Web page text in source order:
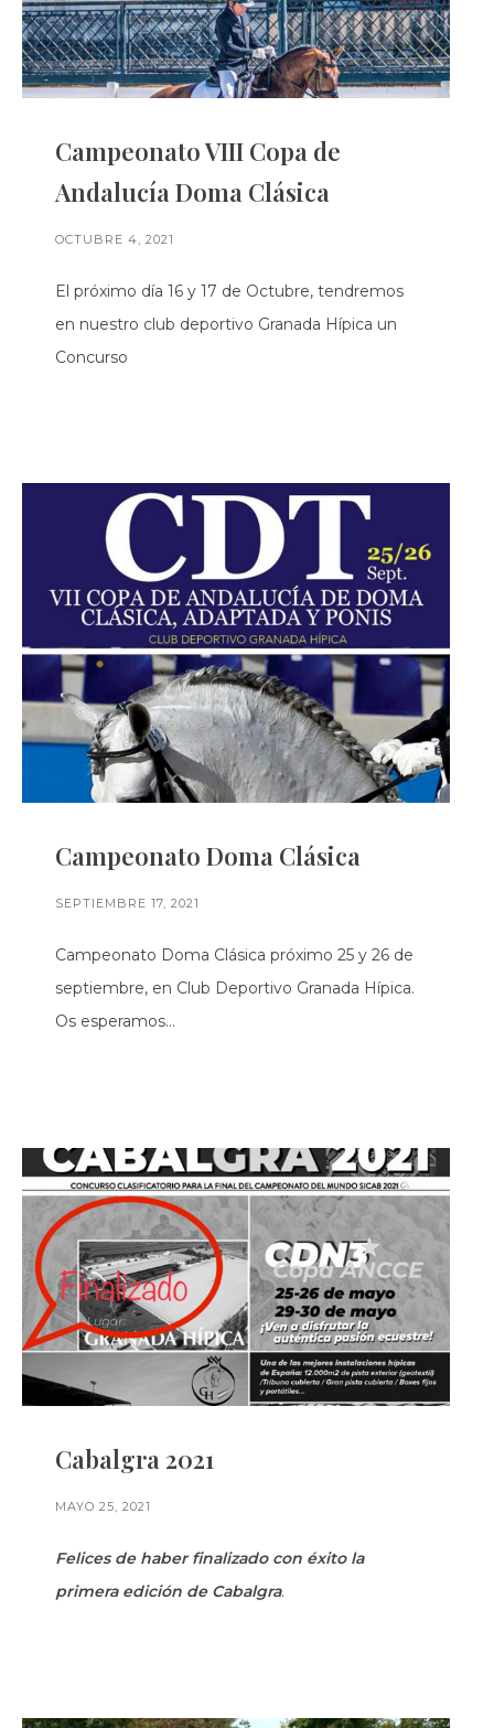
Campeonato VIII Copa de
Andalucía Doma Clásica
OCTUBRE 4, 2021
El próximo día 16 y 17 de Octubre, tendremos
en nuestro club deportivo Granada Hípica un
Concurso
Campeonato Doma Clásica
SEPTIEMBRE 17, 2021
Campeonato Doma Clásica próximo 25 y 26 de
septiembre, en Club Deportivo Granada Hípica.
Os esperamos…
Cabalgra 2021
MAYO 25, 2021
Felices de haber finalizado con éxito la
primera edición de Cabalgra.